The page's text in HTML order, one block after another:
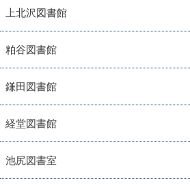
上北沢図書館
粕谷図書館
鎌田図書館
経堂図書館
池尻図書室